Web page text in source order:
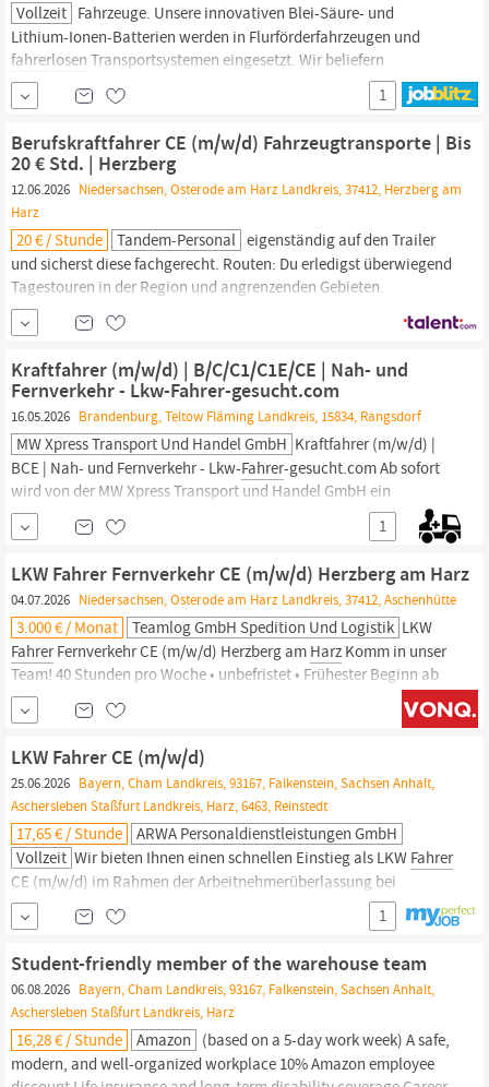
Vollzeit Fahrzeuge. Unsere innovativen Blei-Säure- und
Lithium-Ionen-Batterien werden in Flurförderfahrzeugen und
fahrerlosen Transportsystemen eingesetzt. Wir beliefern
Erstausrüster, Ersatzteilmarkt und Sonderprojekte mit unseren
Top-Marken und denen unserer Kunden. Für unseren Standort in
Bad Lauterberg suchen wir zum nächstmöglichen Zeitpunkt
einen...
1
Berufskraftfahrer CE (m/w/d) Fahrzeugtransporte | Bis
20 € Std. | Herzberg
12.06.2026 Niedersachsen, Osterode am Harz Landkreis, 37412, Herzberg am
Harz
20 € / Stunde Tandem-Personal eigenständig auf den Trailer
und sicherst diese fachgerecht. Routen: Du erledigst überwiegend
Tagestouren in der Region und angrenzenden Gebieten.
Fahrzeugpflege: Du behandelst die hochwertigen Neufahrzeuge
und dein Arbeitsgerät mit größter Sorgfalt. Das bringst du mit:
Führerschein Klasse CE sowie eine gültige
Fahrerkarte.Qualifikation:
Kraftfahrer (m/w/d) | B/C/C1/C1E/CE | Nah- und
Fernverkehr - Lkw-Fahrer-gesucht.com
16.05.2026 Brandenburg, Teltow Fläming Landkreis, 15834, Rangsdorf
MW Xpress Transport Und Handel GmbH Kraftfahrer (m/w/d) |
BCE | Nah- und Fernverkehr - Lkw-Fahrer-gesucht.com Ab sofort
wird von der MW Xpress Transport und Handel GmbH ein
Kraftfahrer (m/w/d) aus 15834 Rangsdorf und Umgebung
gesucht. In einer Minute bewerben --> https:/lkw-
fahrer-
gesucht.comalleskralle/ MW Xpress Transport und Handel GmbH
Seit 2017 steuern wir unsere...
1
LKW Fahrer Fernverkehr CE (m/w/d) Herzberg am Harz
04.07.2026 Niedersachsen, Osterode am Harz Landkreis, 37412, Aschenhütte
3.000 € / Monat Teamlog GmbH Spedition Und Logistik LKW
FahrerFernverkehr CE (m/w/d) Herzberg am Harz Komm in unser
Team! 40 Stunden pro Woche • unbefristet • Frühester Beginn ab
sofort 3.000 EUR pro Monat Dein zukünftiges Aufgabengebiet als
LKW
FahrerFernverkehr CE (m/w/d) Fahrten im nationalen
Fernverkehr Überwachung der Ladetätigkeiten
Eigenverantwortliche...
LKW Fahrer CE (m/w/d)
25.06.2026 Bayern, Cham Landkreis, 93167, Falkenstein, Sachsen Anhalt,
Aschersleben Staßfurt Landkreis, Harz, 6463, Reinstedt
17,65 € / Stunde
ARWA Personaldienstleistungen GmbH
Vollzeit Wir bieten Ihnen einen schnellen Einstieg als LKW Fahrer
CE (m/w/d) im Rahmen der Arbeitnehmerüberlassung bei
unserem Kunden in der Branche Lager & Logistik an. Ihr neuer Job
ist in Vollzeit und befindet sich in Falkenstein/
(Reinstedt).
Sicherer Arbeitsplatz
1
Student-friendly member of the warehouse team
06.08.2026 Bayern, Cham Landkreis, 93167, Falkenstein, Sachsen Anhalt,
Aschersleben Staßfurt Landkreis, Harz
16,28 € / Stunde Amazon (based on a 5-day work week) A safe,
modern, and well-organized workplace 10% Amazon employee